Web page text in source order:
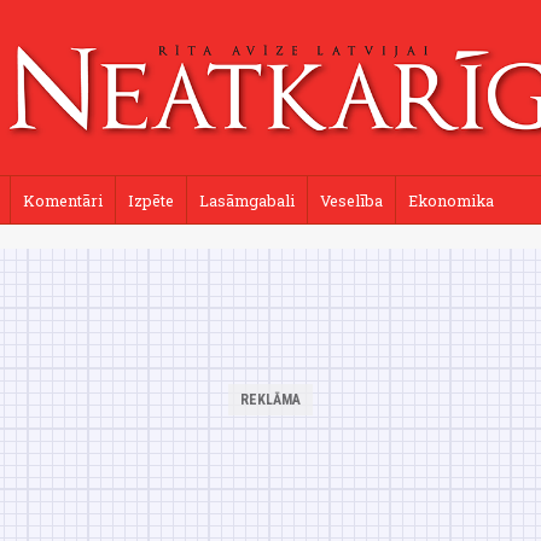
Komentāri Izpēte Lasāmgabali Veselība Ekonomika